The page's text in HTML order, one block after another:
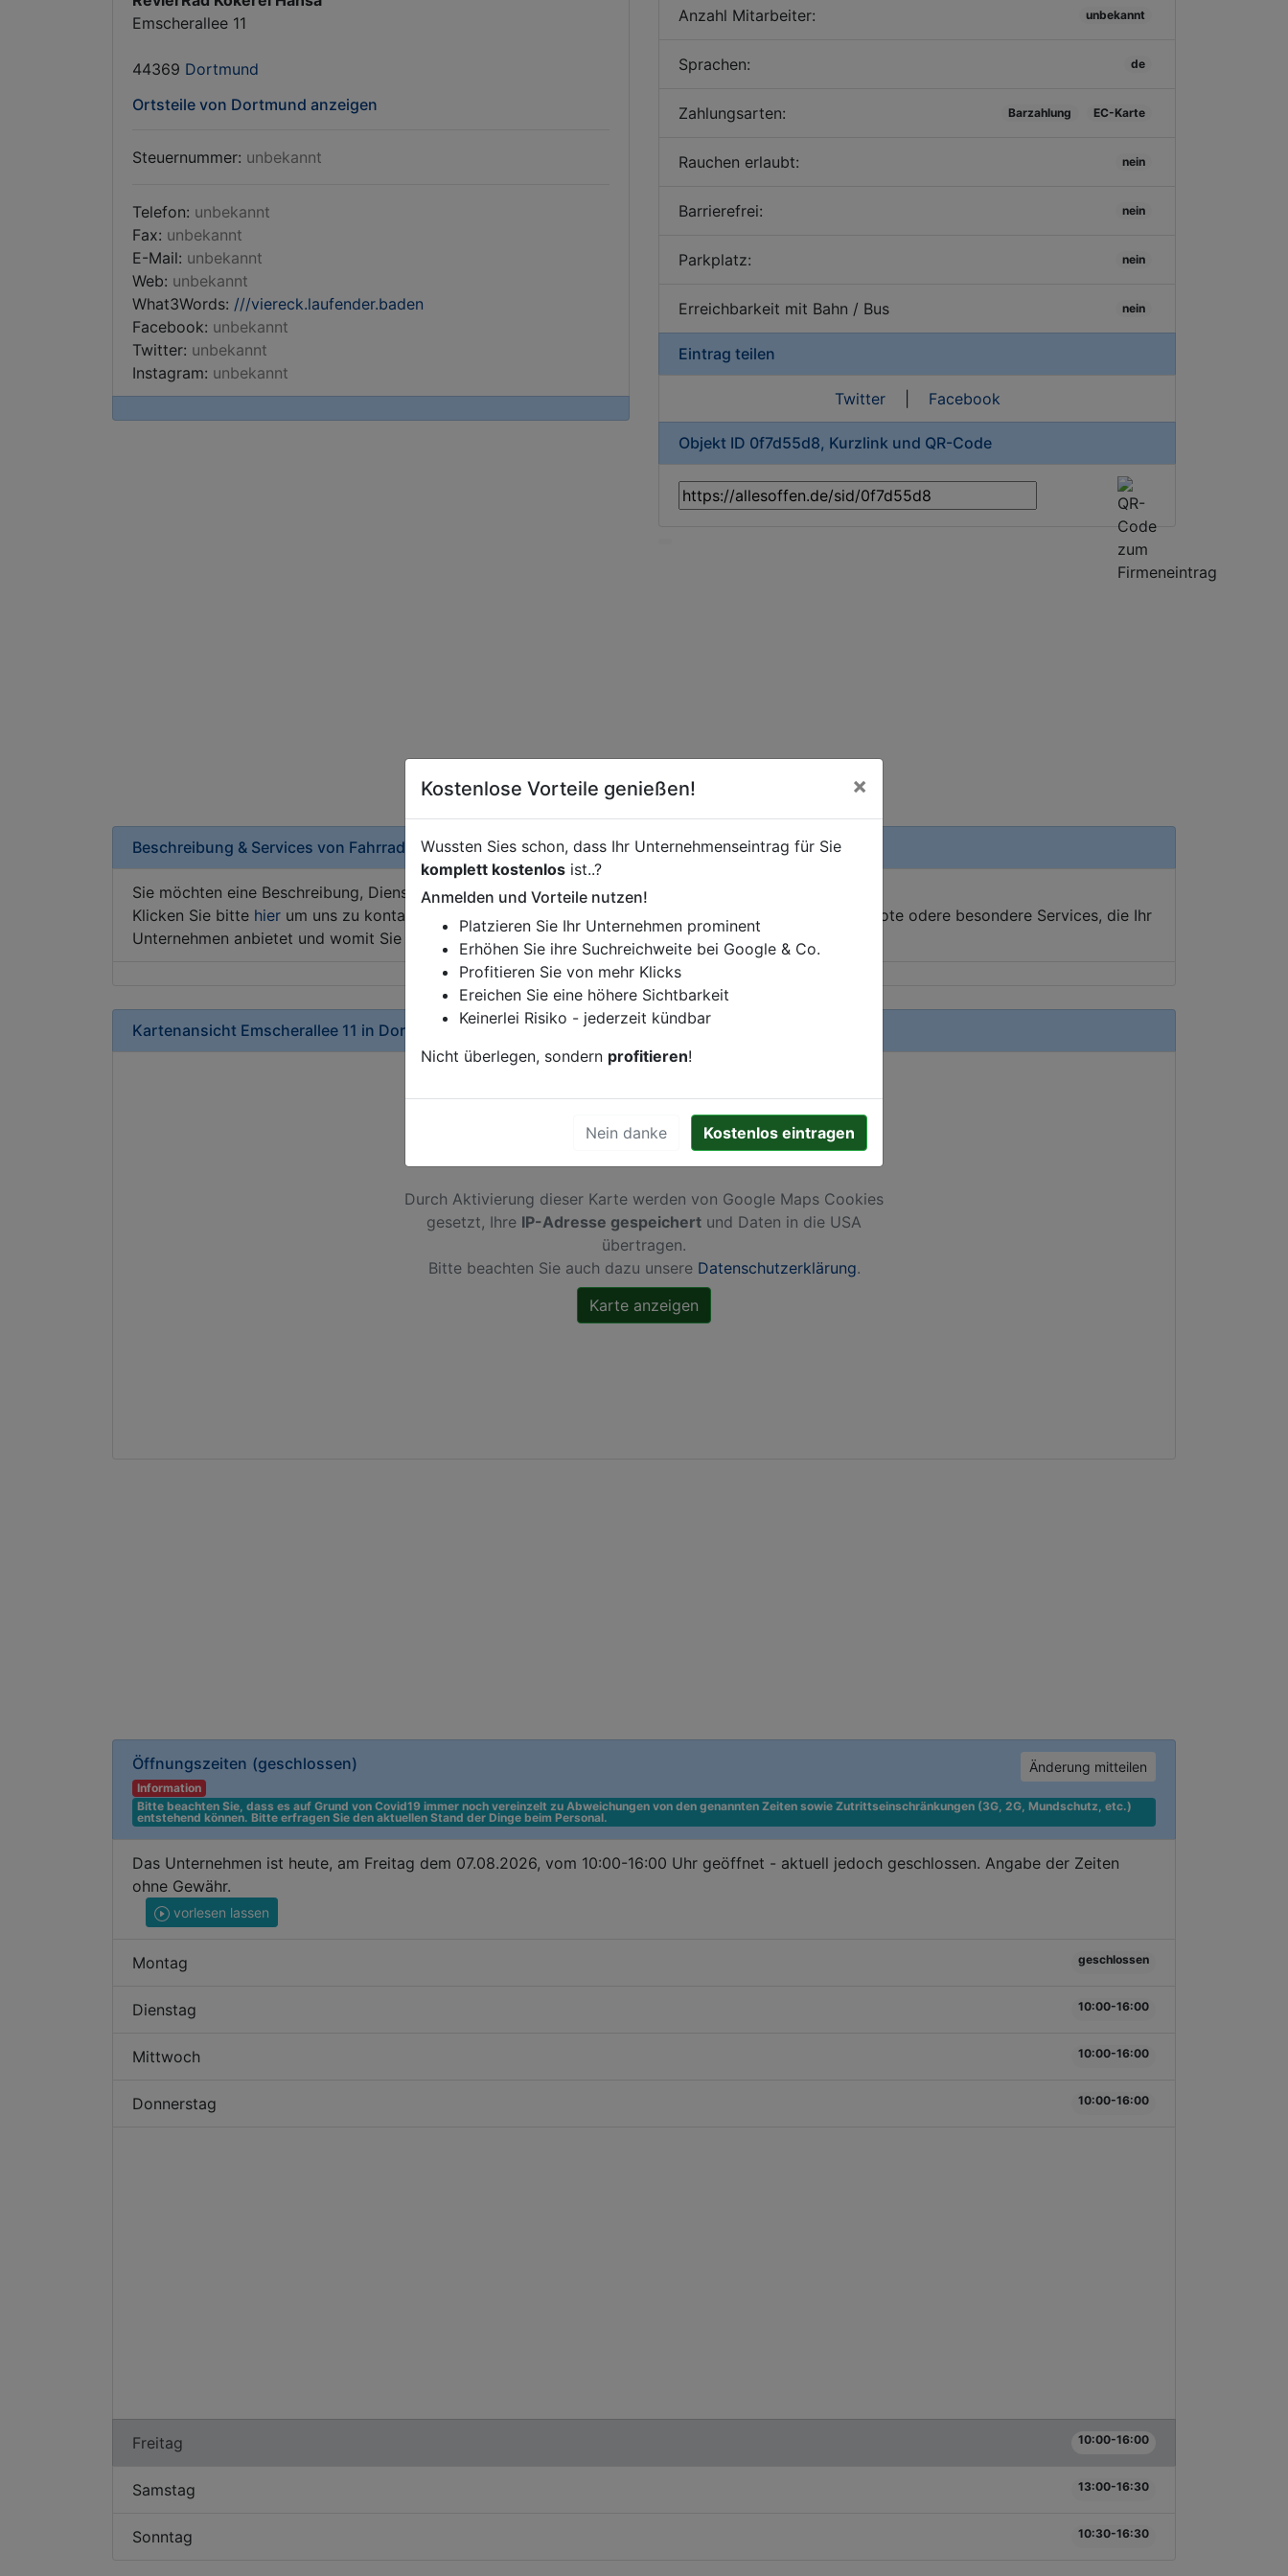
Emscherallee 11
44369 Dortmund
Ortsteile von Dortmund anzeigen
Steuernummer: unbekannt
Telefon: unbekannt
Fax: unbekannt
E-Mail: unbekannt
Web: unbekannt
What3Words: ///viereck.laufender.baden
Facebook: unbekannt
Twitter: unbekannt
Instagram: unbekannt
Öffnungszeiten (geschlossen) Änderung mitteilen
Information
Bitte beachten Sie, dass es auf Grund von Covid19 immer noch vereinzelt zu Abweichungen von den genannten Zeiten sowie Zutrittseinschränkungen (3G, 2G, Mundschutz, etc.)
entstehend können. Bitte erfragen Sie den aktuellen Stand der Dinge beim Personal.
Das Unternehmen ist heute, am Freitag dem 07.08.2026, vom 10:00-16:00 Uhr geöffnet - aktuell jedoch geschlossen. Angabe der Zeiten
ohne Gewähr.
vorlesen lassen
Montag geschlossen
Dienstag 10:00-16:00
Mittwoch 10:00-16:00
Donnerstag 10:00-16:00
Freitag 10:00-16:00
Samstag 13:00-16:30
Sonntag 10:30-16:30
Anzahl Mitarbeiter: unbekannt
Sprachen: de
Zahlungsarten: Barzahlung EC-Karte
Rauchen erlaubt: nein
Barrierefrei: nein
Parkplatz: nein
Erreichbarkeit mit Bahn / Bus nein
Eintrag teilen
Twitter| Facebook
Objekt ID 0f7d55d8, Kurzlink und QR-Code
Beschreibung & Services von Fahrradverleihstation
Sie möchten eine Beschreibung, Dienstleistung oder andere relevante Informationen hinzufügen?
Klicken Sie bitte hier um uns zu kontaktieren. Gerne erweitern wir Ihren Firmeneintrag um Sonderangebote odere besondere Services, die Ihr
Unternehmen anbietet und womit Sie sich von Ihren Wettbewerbern abheben.
Kartenansicht Emscherallee 11 in Dortmund
Durch Aktivierung dieser Karte werden von Google Maps Cookies
gesetzt, Ihre IP-Adresse gespeichert und Daten in die USA
übertragen.
Bitte beachten Sie auch dazu unsere Datenschutzerklärung.
Kostenlose Vorteile genießen! ×
Wussten Sies schon, dass Ihr Unternehmenseintrag für Sie
komplett kostenlos ist..?
Anmelden und Vorteile nutzen!
Platzieren Sie Ihr Unternehmen prominent
Erhöhen Sie ihre Suchreichweite bei Google & Co.
Profitieren Sie von mehr Klicks
Ereichen Sie eine höhere Sichtbarkeit
Keinerlei Risiko - jederzeit kündbar
Nicht überlegen, sondern profitieren!
Nein danke Kostenlos eintragen